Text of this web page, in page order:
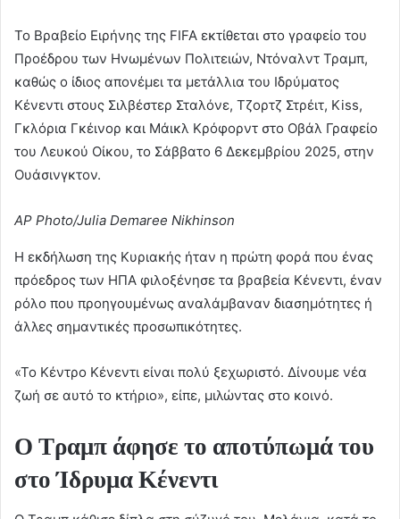
Το Βραβείο Ειρήνης της FIFA εκτίθεται στο γραφείο του
Προέδρου των Ηνωμένων Πολιτειών, Ντόναλντ Τραμπ,
καθώς ο ίδιος απονέμει τα μετάλλια του Ιδρύματος
Κένεντι στους Σιλβέστερ Σταλόνε, Τζορτζ Στρέιτ, Kiss,
Γκλόρια Γκέινορ και Μάικλ Κρόφορντ στο Οβάλ Γραφείο
του Λευκού Οίκου, το Σάββατο 6 Δεκεμβρίου 2025, στην
Ουάσινγκτον.
AP Photo/Julia Demaree Nikhinson
Η εκδήλωση της Κυριακής ήταν η πρώτη φορά που ένας
πρόεδρος των ΗΠΑ φιλοξένησε τα βραβεία Κένεντι, έναν
ρόλο που προηγουμένως αναλάμβαναν διασημότητες ή
άλλες σημαντικές προσωπικότητες.
«Το Κέντρο Κένεντι είναι πολύ ξεχωριστό. Δίνουμε νέα
ζωή σε αυτό το κτήριο», είπε, μιλώντας στο κοινό.
Ο Τραμπ άφησε το αποτύπωμά του
στο Ίδρυμα Κένεντι